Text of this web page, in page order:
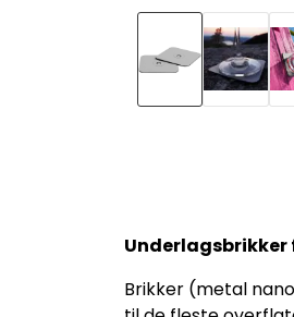
Underlagsbrikker
Brikker (metal